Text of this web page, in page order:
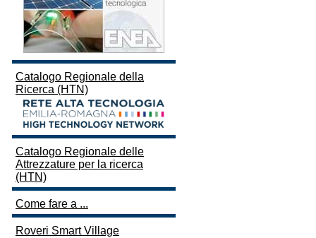
Catalogo Regionale della
Ricerca (HTN)
Catalogo Regionale delle
Attrezzature per la ricerca
(HTN)
Come fare a ...
Roveri Smart Village